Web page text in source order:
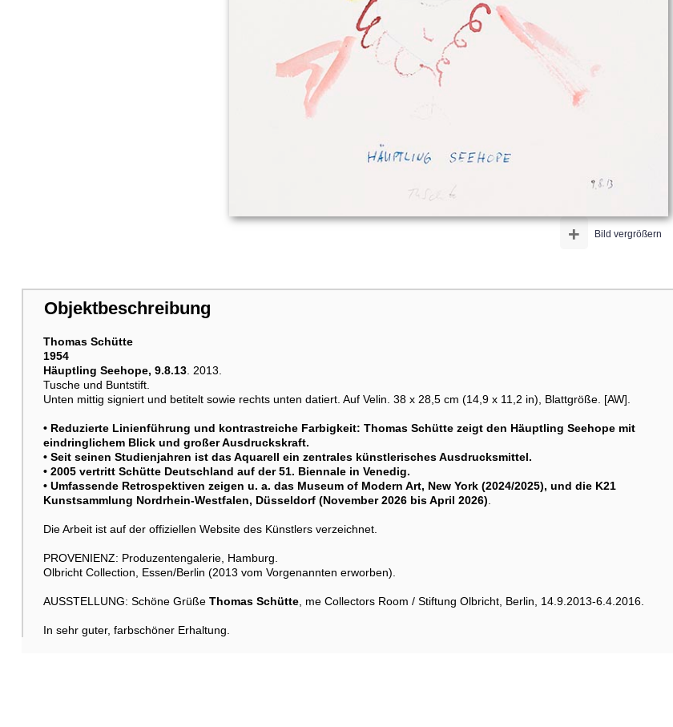
Bild vergrößern
+
Objektbeschreibung
Thomas Schütte
1954
Häuptling Seehope, 9.8.13. 2013.
Tusche und Buntstift.
Unten mittig signiert und betitelt sowie rechts unten datiert. Auf Velin. 38 x 28,5 cm (14,9 x 11,2 in), Blattgröße. [AW].
• Reduzierte Linienführung und kontrastreiche Farbigkeit: Thomas Schüttezeigt den Häuptling Seehope mit
eindringlichem Blick und großer Ausdruckskraft.
• Seit seinen Studienjahren ist das Aquarell ein zentrales künstlerisches Ausdrucksmittel.
• 2005 vertritt Schütte Deutschland auf der 51. Biennale in Venedig.
• Umfassende Retrospektiven zeigen u. a. das Museum of Modern Art, New York (2024/2025), und die K21
Kunstsammlung Nordrhein-Westfalen, Düsseldorf (November 2026 bis April 2026).
Die Arbeit ist auf der offiziellen Website des Künstlers verzeichnet.
PROVENIENZ: Produzentengalerie, Hamburg.
Olbricht Collection, Essen/Berlin (2013 vom Vorgenannten erworben).
AUSSTELLUNG: Schöne Grüße Thomas Schütte, me Collectors Room / Stiftung Olbricht, Berlin, 14.9.2013-6.4.2016.
In sehr guter, farbschöner Erhaltung.